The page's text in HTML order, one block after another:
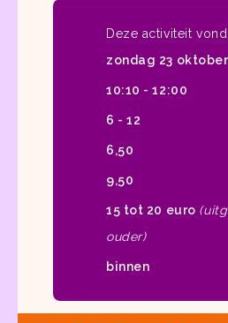
Deze activiteit
zondag 23
10:10 - 12:00
6 - 12
6,50
9,50
15 tot 20 euro
ouder)
binnen